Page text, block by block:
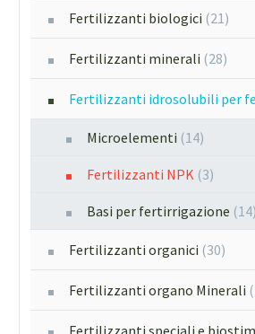
Fertilizzanti biologici (21)
Fertilizzanti minerali (28)
Fertilizzanti idrosolubili per
Microelementi (14)
Fertilizzanti NPK (3)
Basi per fertirrigazione (14)
Fertilizzanti organici (30)
Fertilizzanti organo Minerali
Fertilizzanti speciali e